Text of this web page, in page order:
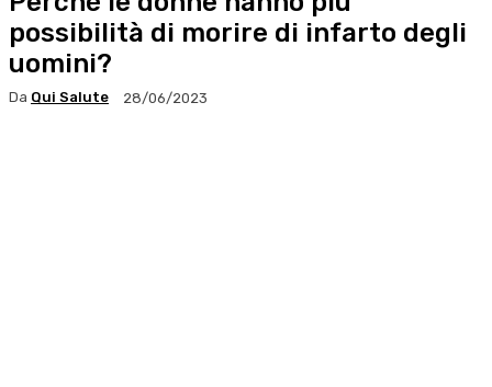
possibilità di morire di infarto degli
uomini?
Da Qui Salute 28/06/2023